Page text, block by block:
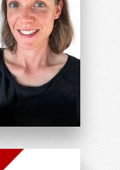
Graf